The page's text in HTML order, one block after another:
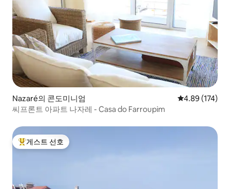
Nazaré의 콘도미니엄 평점 4.89점(5
4.89 (174)
씨프론트 아파트 나자레 - Casa do Farroupim
상위 게스트 선호
게스트 선호